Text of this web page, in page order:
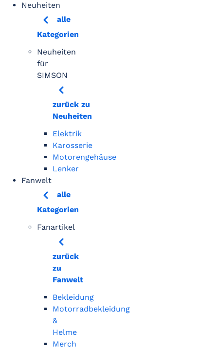
Neuheiten
alle
Kategorien
Neuheiten
für
SIMSON
zurück zu
Neuheiten
Elektrik
Karosserie
Motorengehäuse
Lenker
Fanwelt
alle
Kategorien
Fanartikel
zurück
zu
Fanwelt
Bekleidung
Motorradbekleidung
&
Helme
Merch